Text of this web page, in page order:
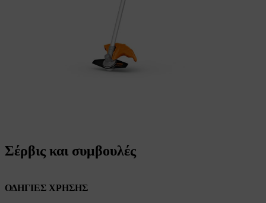
Σέρβις και συμβουλές
ΟΔΗΓΙΕΣ ΧΡΗΣΗΣ